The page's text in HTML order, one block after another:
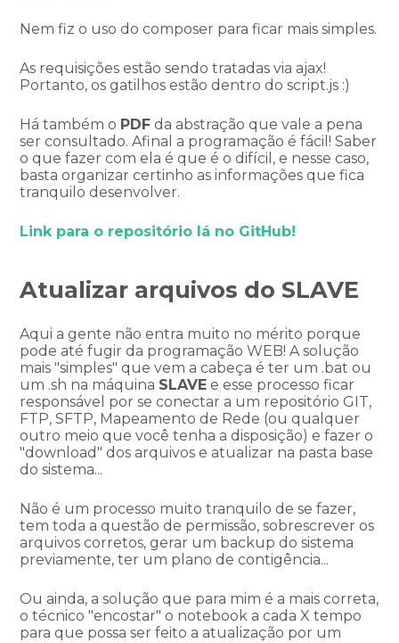
Nem fiz o uso do composer para ficar mais simples.
As requisições estão sendo tratadas via ajax!
Portanto, os gatilhos estão dentro do script.js :)
Há também o PDF da abstração que vale a pena
ser consultado. Afinal a programação é fácil! Saber
o que fazer com ela é que é o difícil, e nesse caso,
basta organizar certinho as informações que fica
tranquilo desenvolver.
Link para o repositório lá no GitHub!
Atualizar arquivos do SLAVE
Aqui a gente não entra muito no mérito porque
pode até fugir da programação WEB! A solução
mais "simples" que vem a cabeça é ter um .bat ou
um .sh na máquina SLAVE e esse processo ficar
responsável por se conectar a um repositório GIT,
FTP, SFTP, Mapeamento de Rede (ou qualquer
outro meio que você tenha a disposição) e fazer o
"download" dos arquivos e atualizar na pasta base
do sistema...
Não é um processo muito tranquilo de se fazer,
tem toda a questão de permissão, sobrescrever os
arquivos corretos, gerar um backup do sistema
previamente, ter um plano de contigência...
Ou ainda, a solução que para mim é a mais correta,
o técnico "encostar" o notebook a cada X tempo
para que possa ser feito a atualização por um